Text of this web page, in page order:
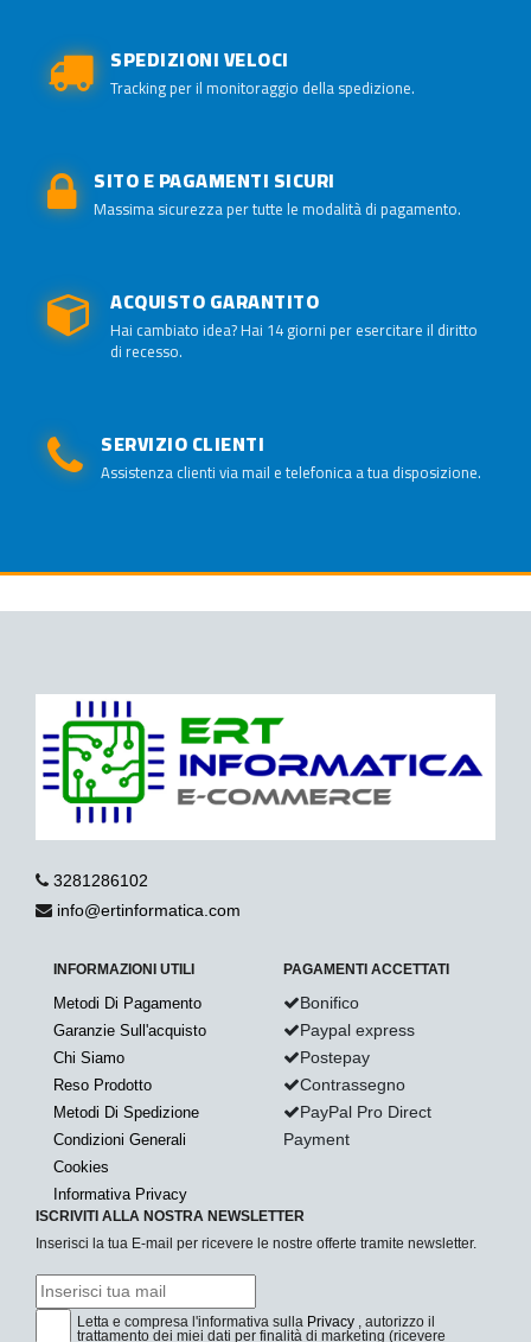
SPEDIZIONI VELOCI
Tracking per il monitoraggio della spedizione.
SITO E PAGAMENTI SICURI
Massima sicurezza per tutte le modalità di pagamento.
ACQUISTO GARANTITO
Hai cambiato idea? Hai 14 giorni per esercitare il diritto
di recesso.
SERVIZIO CLIENTI
Assistenza clienti via mail e telefonica a tua disposizione.
3281286102
info@ertinformatica.com
INFORMAZIONI UTILI
Metodi Di Pagamento
Garanzie Sull'acquisto
Chi Siamo
Reso Prodotto
Metodi Di Spedizione
Condizioni Generali
Cookies
Informativa Privacy
PAGAMENTI ACCETTATI
Bonifico
Paypal express
Postepay
Contrassegno
PayPal Pro Direct
Payment
ISCRIVITI ALLA NOSTRA NEWSLETTER
Inserisci la tua E-mail per ricevere le nostre offerte tramite newsletter.
Letta e compresa l'informativa sulla Privacy , autorizzo il
trattamento dei miei dati per finalità di marketing (ricevere